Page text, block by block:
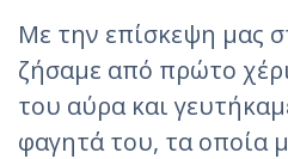
Με την επίσκεψη μας
ζήσαμε από πρώτο
του αύρα και
φαγητά του, τα οποία